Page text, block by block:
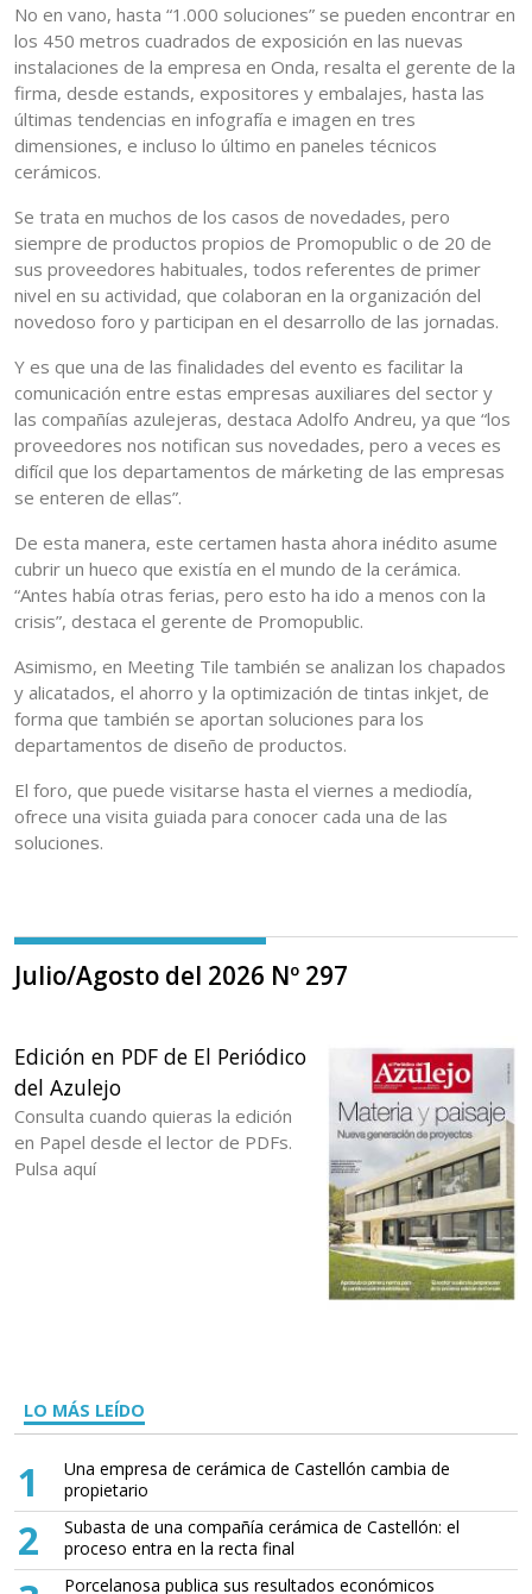
No en vano, hasta “1.000 soluciones” se pueden encontrar en
los 450 metros cuadrados de exposición en las nuevas
instalaciones de la empresa en Onda, resalta el gerente de la
firma, desde estands, expositores y embalajes, hasta las
últimas tendencias en infografía e imagen en tres
dimensiones, e incluso lo último en paneles técnicos
cerámicos.
Se trata en muchos de los casos de novedades, pero
siempre de productos propios de Promopublic o de 20 de
sus proveedores habituales, todos referentes de primer
nivel en su actividad, que colaboran en la organización del
novedoso foro y participan en el desarrollo de las jornadas.
Y es que una de las finalidades del evento es facilitar la
comunicación entre estas empresas auxiliares del sector y
las compañías azulejeras, destaca Adolfo Andreu, ya que “los
proveedores nos notifican sus novedades, pero a veces es
difícil que los departamentos de márketing de las empresas
se enteren de ellas”.
De esta manera, este certamen hasta ahora inédito asume
cubrir un hueco que existía en el mundo de la cerámica.
“Antes había otras ferias, pero esto ha ido a menos con la
crisis”, destaca el gerente de Promopublic.
Asimismo, en Meeting Tile también se analizan los chapados
y alicatados, el ahorro y la optimización de tintas inkjet, de
forma que también se aportan soluciones para los
departamentos de diseño de productos.
El foro, que puede visitarse hasta el viernes a mediodía,
ofrece una visita guiada para conocer cada una de las
soluciones.
Julio/Agosto del 2026 Nº 297
Edición en PDF de El Periódico
del Azulejo
Consulta cuando quieras la edición
en Papel desde el lector de PDFs.
Pulsa aquí
LO MÁS LEÍDO
1
Una empresa de cerámica de Castellón cambia de
propietario
2
Subasta de una compañía cerámica de Castellón: el
proceso entra en la recta final
Porcelanosa publica sus resultados económicos